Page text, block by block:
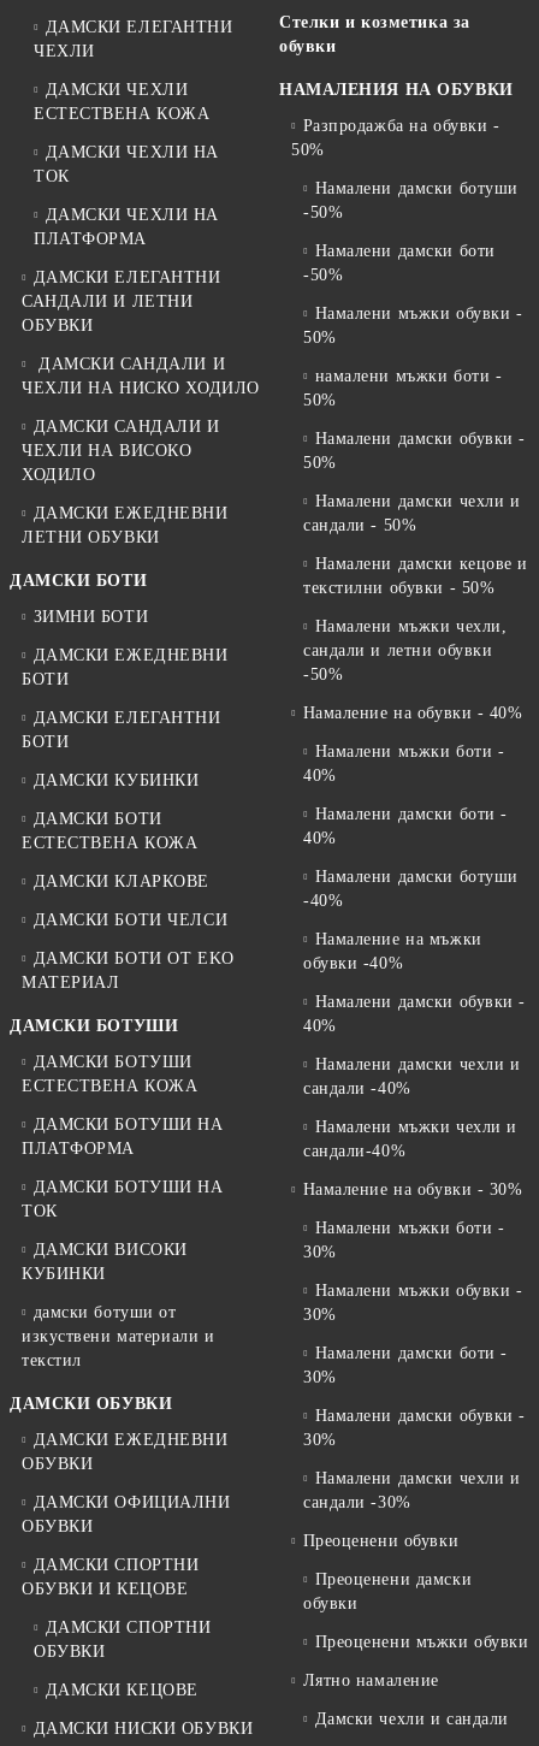
ДАМСКИ ЕЛЕГАНТНИ
ЧЕХЛИ
ДАМСКИ ЧЕХЛИ
ЕСТЕСТВЕНА КОЖА
ДАМСКИ ЧЕХЛИ НА
ТОК
ДАМСКИ ЧЕХЛИ НА
ПЛАТФОРМА
ДАМСКИ ЕЛЕГАНТНИ
САНДАЛИ И ЛЕТНИ
ОБУВКИ
ДАМСКИ САНДАЛИ И
ЧЕХЛИ НА НИСКО ХОДИЛО
ДАМСКИ САНДАЛИ И
ЧЕХЛИ НА ВИСОКО
ХОДИЛО
ДАМСКИ ЕЖЕДНЕВНИ
ЛЕТНИ ОБУВКИ
ДАМСКИ БОТИ
ЗИМНИ БОТИ
ДАМСКИ ЕЖЕДНЕВНИ
БОТИ
ДАМСКИ ЕЛЕГАНТНИ
БОТИ
ДАМСКИ КУБИНКИ
ДАМСКИ БОТИ
ЕСТЕСТВЕНА КОЖА
ДАМСКИ КЛАРКОВЕ
ДАМСКИ БОТИ ЧЕЛСИ
ДАМСКИ БОТИ ОТ EKO
МАТЕРИАЛ
ДАМСКИ БОТУШИ
ДАМСКИ БОТУШИ
ЕСТЕСТВЕНА КОЖА
ДАМСКИ БОТУШИ НА
ПЛАТФОРМА
ДАМСКИ БОТУШИ НА
ТОК
ДАМСКИ ВИСОКИ
КУБИНКИ
дамски ботуши от
изкуствени материали и
текстил
ДАМСКИ ОБУВКИ
ДАМСКИ ЕЖЕДНЕВНИ
ОБУВКИ
ДАМСКИ ОФИЦИАЛНИ
ОБУВКИ
ДАМСКИ СПОРТНИ
ОБУВКИ И КЕЦОВЕ
ДАМСКИ СПОРТНИ
ОБУВКИ
ДАМСКИ КЕЦОВЕ
ДАМСКИ НИСКИ ОБУВКИ
Стелки и козметика за
обувки
НАМАЛЕНИЯ НА ОБУВКИ
Разпродажба на обувки -
50%
Намалени дамски ботуши
-50%
Намалени дамски боти
-50%
Намалени мъжки обувки -
50%
намалени мъжки боти -
50%
Намалени дамски обувки -
50%
Намалени дамски чехли и
сандали - 50%
Намалени дамски кецове и
текстилни обувки - 50%
Намалени мъжки чехли,
сандали и летни обувки
-50%
Намаление на обувки - 40%
Намалени мъжки боти -
40%
Намалени дамски боти -
40%
Намалени дамски ботуши
-40%
Намаление на мъжки
обувки -40%
Намалени дамски обувки -
40%
Намалени дамски чехли и
сандали -40%
Намалени мъжки чехли и
сандали-40%
Намаление на обувки - 30%
Намалени мъжки боти -
30%
Намалени мъжки обувки -
30%
Намалени дамски боти -
30%
Намалени дамски обувки -
30%
Намалени дамски чехли и
сандали -30%
Преоценени обувки
Преоценени дамски
обувки
Преоценени мъжки обувки
Лятно намаление
Дамски чехли и сандали